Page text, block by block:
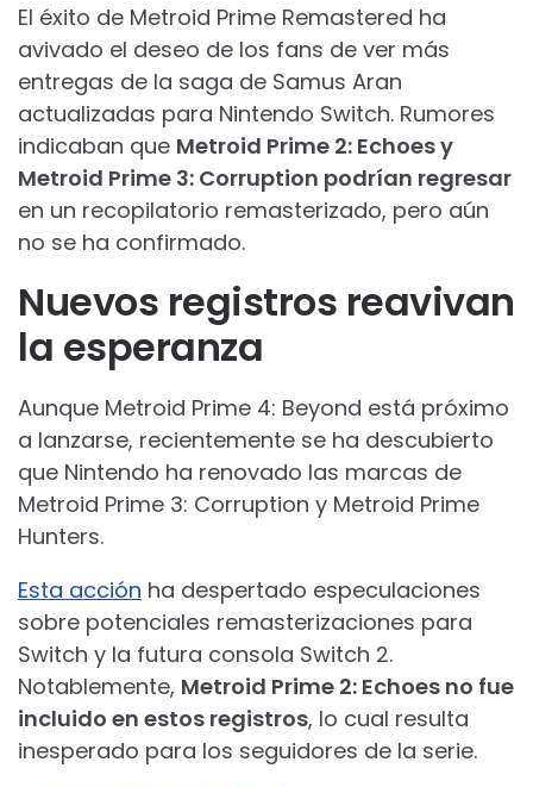
El éxito de Metroid Prime Remastered ha
avivado el deseo de los fans de ver más
entregas de la saga de Samus Aran
actualizadas para Nintendo Switch. Rumores
indicaban que Metroid Prime 2: Echoes y
Metroid Prime 3: Corruption podrían regresar
en un recopilatorio remasterizado, pero aún
no se ha confirmado.
Nuevos registros reavivan
la esperanza
Aunque Metroid Prime 4: Beyond está próximo
a lanzarse, recientemente se ha descubierto
que Nintendo ha renovado las marcas de
Metroid Prime 3: Corruption y Metroid Prime
Hunters.
Esta acción ha despertado especulaciones
sobre potenciales remasterizaciones para
Switch y la futura consola Switch 2.
Notablemente, Metroid Prime 2: Echoes no fue
incluido en estos registros, lo cual resulta
inesperado para los seguidores de la serie.